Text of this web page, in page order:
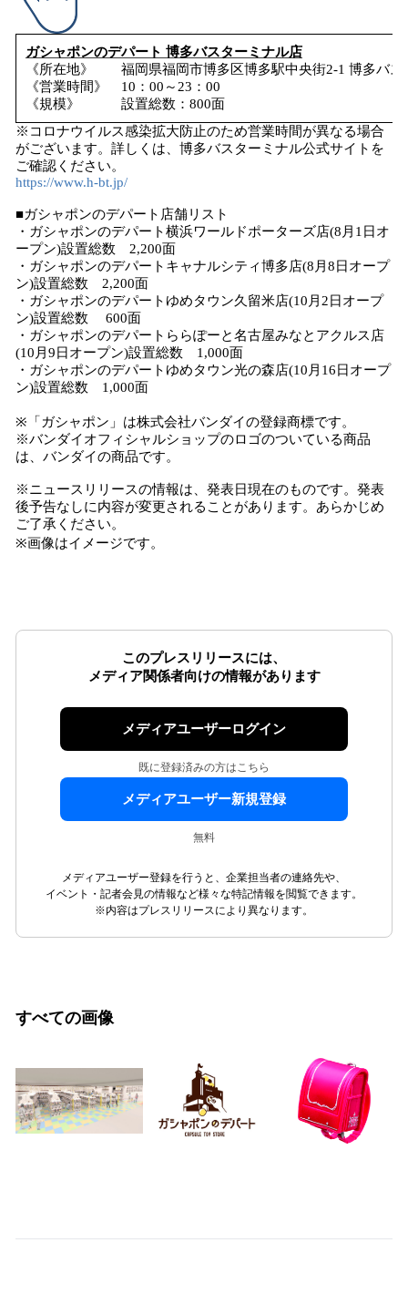
ガシャポンのデパート 博多バスターミナル店
《所在地》 福岡県福岡市博多区博多駅中央街2-1 博多バス
《営業時間》 10：00～23：00
《規模》 設置総数：800面
※コロナウイルス感染拡大防止のため営業時間が異なる場合
がございます。詳しくは、博多バスターミナル公式サイトを
ご確認ください。
https://www.h-bt.jp/
■ガシャポンのデパート店舗リスト
・ガシャポンのデパート横浜ワールドポーターズ店(8月1日オ
ープン)設置総数 2,200面
・ガシャポンのデパートキャナルシティ博多店(8月8日オープ
ン)設置総数 2,200面
・ガシャポンのデパートゆめタウン久留米店(10月2日オープ
ン)設置総数 600面
・ガシャポンのデパートららぽーと名古屋みなとアクルス店
(10月9日オープン)設置総数 1,000面
・ガシャポンのデパートゆめタウン光の森店(10月16日オープ
ン)設置総数 1,000面
※「ガシャポン」は株式会社バンダイの登録商標です。
※バンダイオフィシャルショップのロゴのついている商品
は、バンダイの商品です。
※ニュースリリースの情報は、発表日現在のものです。発表
後予告なしに内容が変更されることがあります。あらかじめ
ご了承ください。
※画像はイメージです。
このプレスリリースには、
メディア関係者向けの情報があります
メディアユーザーログイン
既に登録済みの方はこちら
メディアユーザー新規登録
無料
メディアユーザー登録を行うと、企業担当者の連絡先や、
イベント・記者会見の情報など様々な特記情報を閲覧できます。
※内容はプレスリリースにより異なります。
すべての画像